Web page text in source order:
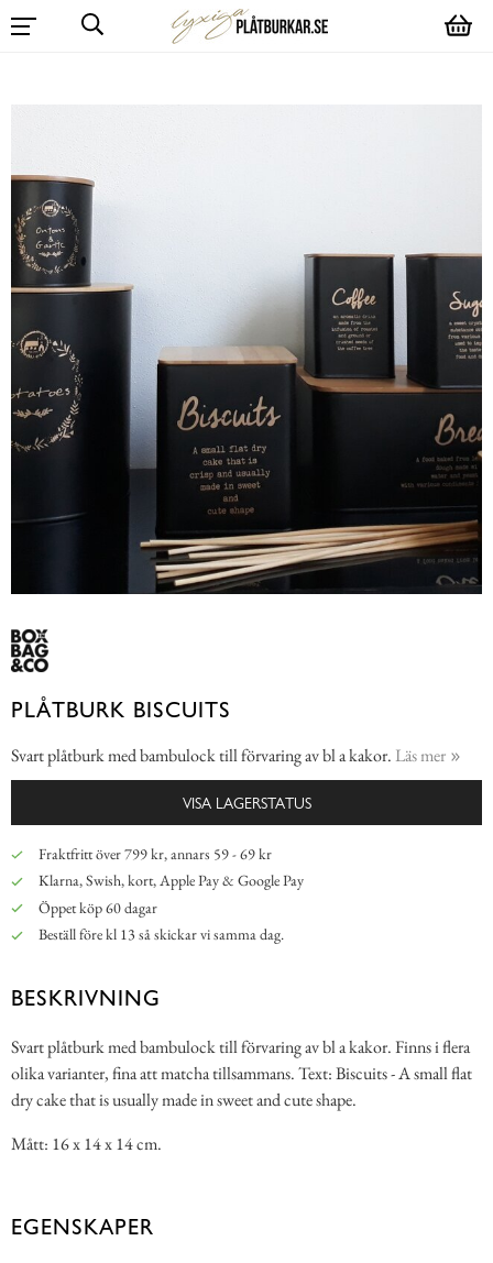
PLÅTBURK BISCUITS
Svart plåtburk med bambulock till förvaring av bl a kakor. Läs mer
VISA LAGERSTATUS
Fraktfritt över 799 kr, annars 59 - 69 kr
Klarna, Swish, kort, Apple Pay & Google Pay
Öppet köp 60 dagar
Beställ före kl 13 så skickar vi samma dag.
BESKRIVNING
Svart plåtburk med bambulock till förvaring av bl a kakor. Finns i flera
olika varianter, fina att matcha tillsammans. Text: Biscuits - A small flat
dry cake that is usually made in sweet and cute shape.
Mått: 16 x 14 x 14 cm.
EGENSKAPER